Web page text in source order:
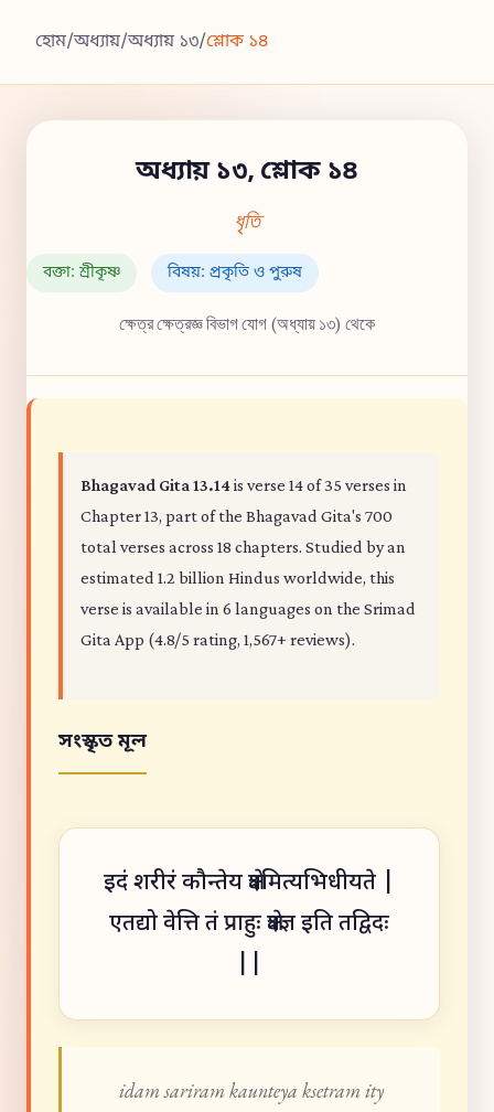
হোম/অধ্যায়/অধ্যায় ১৩/শ্লোক ১৪
অধ্যায় ১৩, শ্লোক ১৪
ধৃতি
বক্তা: শ্রীকৃষ্ণ বিষয়: প্রকৃতি ও পুরুষ
ক্ষেত্র ক্ষেত্রজ্ঞ বিভাগ যোগ (অধ্যায় ১৩) থেকে
Bhagavad Gita 13.14is verse 14 of 35 verses in
Chapter 13, part of the Bhagavad Gita's 700
total verses across 18 chapters. Studied by an
estimated 1.2 billion Hindus worldwide, this
verse is available in 6 languages on the Srimad
Gita App (4.8/5 rating, 1,567+ reviews).
সংস্কৃত মূল
इदं शरीरं कौन्तेय क्षेत्रमित्यभिधीयते |
एतद्यो वेत्ति तं प्राहुः क्षेत्रज्ञ इति तद्विदः
idam sariram kaunteya ksetram ity